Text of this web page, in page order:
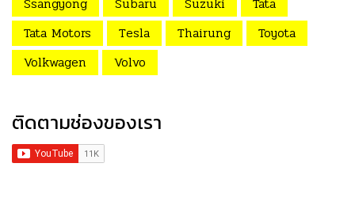
Tata Motors
Tesla Thairung
Toyota
Volkwagen
Volvo
ติดตามช่องของเรา